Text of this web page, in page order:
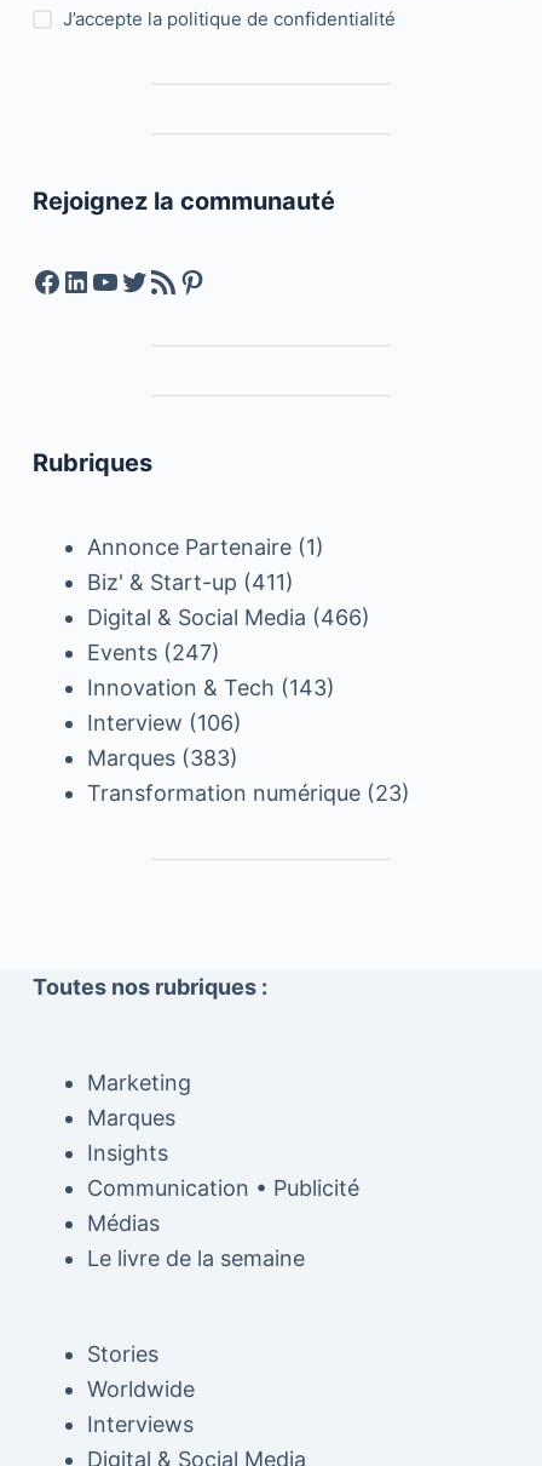
J’accepte la politique de confidentialité
Rejoignez la communauté
Facebook
LinkedIn
YouTube
Twitter
Feed RSSPinterest
Rubriques
Annonce Partenaire(1)
Biz' & Start-up (411)
Digital & Social Media (466)
Events(247)
Innovation & Tech (143)
Interview (106)
Marques(383)
Transformation numérique(23)
Toutes nos rubriques :
Marketing
Marques
Insights
Communication • Publicité
Médias
Le livre de la semaine
Stories
Worldwide
Interviews
Digital & Social Media